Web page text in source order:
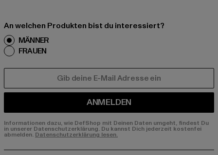
An welchen Produkten bist du interessiert?
MÄNNER
FRAUEN
ANMELDEN
Informationen dazu, wie DefShop mit Deinen Daten umgeht, findest Du
in unserer Datenschutzerklärung. Du kannst Dich jederzeit kostenfei
abmelden. Datenschutzerklärung lesen.